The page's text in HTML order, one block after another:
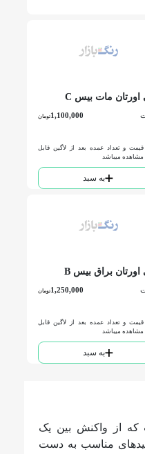
پلی اورتان مات بیس C
1,100,000تومان
قیمت و تعداد عمده بعد از لاگین قابل
مشاهده میباشد
به سبد
پلی اورتان براق بیس B
1,250,000تومان
قیمت و تعداد عمده بعد از لاگین قابل
مشاهده میباشد
به سبد
که از واکنش بین یک
مناسب به دست